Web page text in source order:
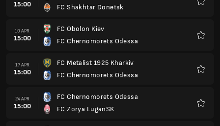
15:00
FC Shakhtar Donetsk
10 APR
15:00
FC Obolon Kiev
FC Chernomorets Odessa
17 APR
15:00
FC Metalist 1925 Kharkiv
FC Chernomorets Odessa
24 APR
15:00
FC Chernomorets Odessa
FC Zorya LuganSK